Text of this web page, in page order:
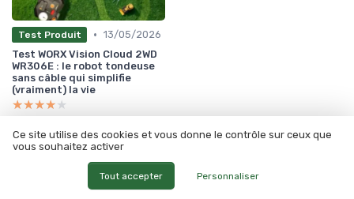
Test Produit • 13/05/2026
Test WORX Vision Cloud 2WD
WR306E : le robot tondeuse
sans câble qui simplifie
(vraiment) la vie
★★★★★
★★★★★
À lire aussi
Ce site utilise des cookies et vous donne le contrôle sur ceux que
vous souhaitez activer
Tout accepter Personnaliser